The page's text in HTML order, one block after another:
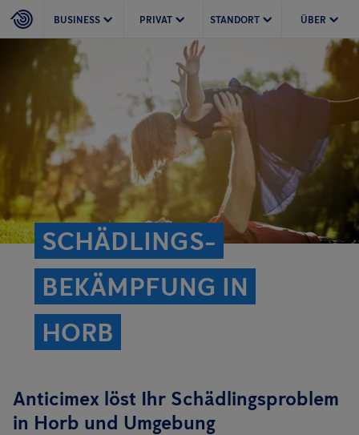
BUSINESS PRIVAT STANDORT ÜBER
SCHÄDLINGS­
BEKÄMPFUNG IN
HORB
Anticimex löst Ihr Schädlingsproblem
in Horb und Umgebung